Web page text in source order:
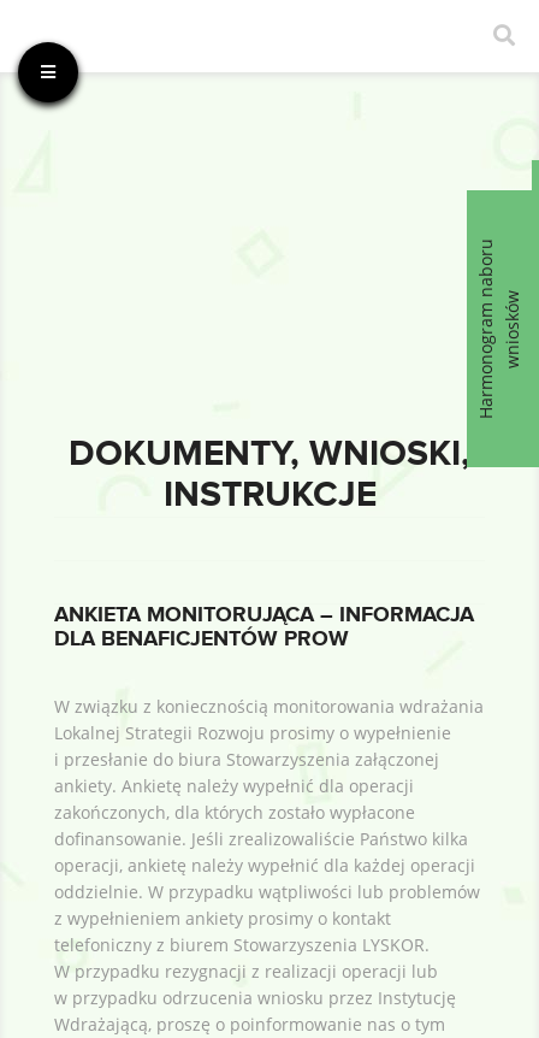
Harmonogram naboruwniosków
DOKUMENTY, WNIOSKI,
INSTRUKCJE
ANKIETA MONITORUJĄCA – INFORMACJA
DLA BENAFICJENTÓW PROW
W związku z koniecznością monitorowania wdrażania
Lokalnej Strategii Rozwoju prosimy o wypełnienie
i przesłanie do biura Stowarzyszenia załączonej
ankiety. Ankietę należy wypełnić dla operacji
zakończonych, dla których zostało wypłacone
dofinansowanie. Jeśli zrealizowaliście Państwo kilka
operacji, ankietę należy wypełnić dla każdej operacji
oddzielnie. W przypadku wątpliwości lub problemów
z wypełnieniem ankiety prosimy o kontakt
telefoniczny z biurem Stowarzyszenia LYSKOR.
W przypadku rezygnacji z realizacji operacji lub
w przypadku odrzucenia wniosku przez Instytucję
Wdrażającą, proszę o poinformowanie nas o tym